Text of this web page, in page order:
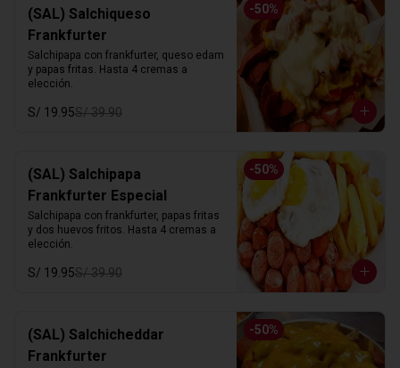
-50%
(SAL) Salchiqueso
Frankfurter
Salchipapa con frankfurter, queso edam
y papas fritas. Hasta 4 cremas a
elección.
S/ 19.95S/ 39.90
-50%
(SAL) Salchipapa
Frankfurter Especial
Salchipapa con frankfurter, papas fritas
y dos huevos fritos. Hasta 4 cremas a
elección.
S/ 19.95S/ 39.90
-50%
(SAL) Salchicheddar
Frankfurter